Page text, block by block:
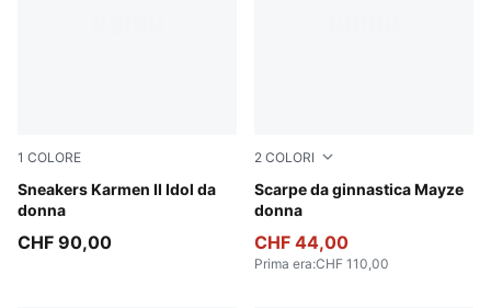
1 COLORE
Sneakers Karmen II Idol da
donna
PUMA White-Mauve Mist-Feather Gray
CHF 90,00
2 COLORI
Scarpe da ginnastica Mayze
donna
PUMA Black-PUMA White
CHF 44,00
Prima era:CHF 110,00